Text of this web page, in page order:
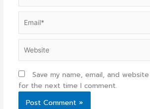
Save my name, email, and
for the next time I comment.